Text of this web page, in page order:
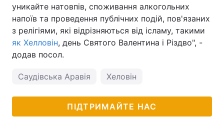
уникайте натовпів, споживання алкогольних
напоїв та проведення публічних подій, пов'язаних
з релігіями, які відрізняються від ісламу, такими
як Хелловін, день Святого Валентина і Різдво", -
додав посол.
Саудівська Аравія Хеловін
ПІДТРИМАЙТЕ НАС